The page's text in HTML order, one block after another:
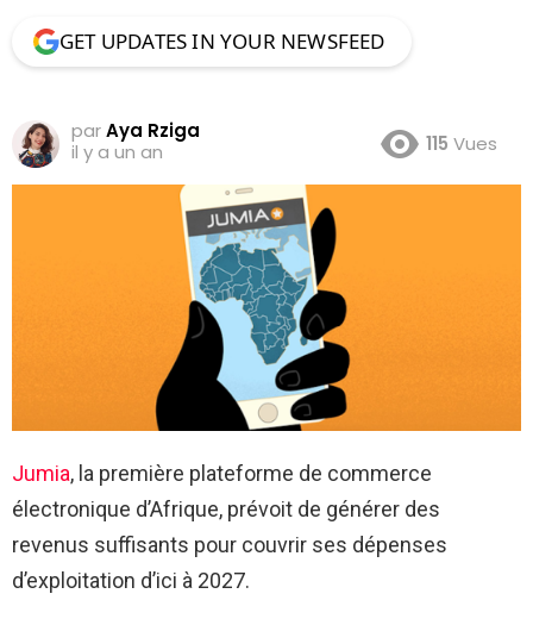
GET UPDATES IN YOUR NEWSFEED
parAya Rziga
il y a un an
115 Vues
Jumia, la première plateforme de commerce
électronique d’Afrique, prévoit de générer des
revenus suffisants pour couvrir ses dépenses
d’exploitation d’ici à 2027.